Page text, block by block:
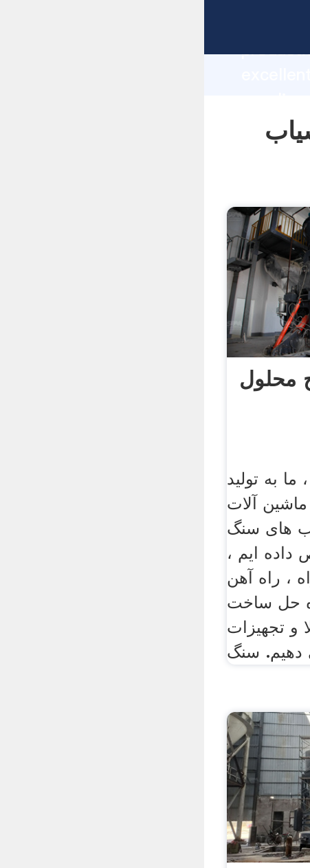
محلول
، ما به تولید
آلات
های سنگ
ایم ،
، راه آهن
حل ساخت
و تجهیزات
دهیم. سنگ